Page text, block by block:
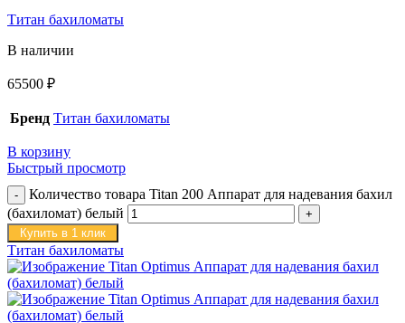
Титан бахиломаты
В наличии
65500 ₽
Бренд Титан бахиломаты
В корзину
Быстрый просмотр
Количество товара Titan 200 Аппарат для надевания бахил
(бахиломат) белый
Купить в 1 клик
Титан бахиломаты